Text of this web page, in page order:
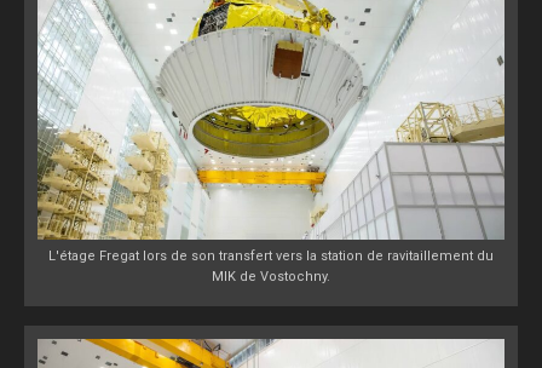
L'étage Fregat lors de son transfert vers la station de ravitaillement du
MIK de Vostochny.